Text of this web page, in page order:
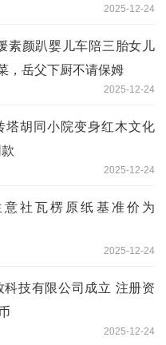
2025-12-24
素颜趴婴儿车陪三胎女儿
，岳父下厨不请保姆
2025-12-24
塔胡同小院变身红木文化
2025-12-24
意社瓦楞原纸基准价为
2025-12-24
科技有限公司成立 注册资
2025-12-24